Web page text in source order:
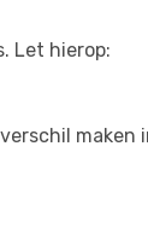
Let hierop:
maken